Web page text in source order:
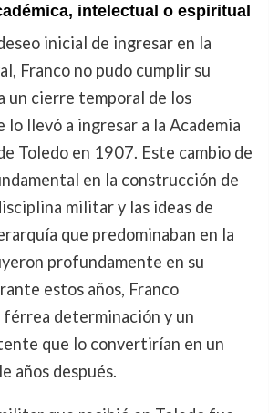
intelectual o espiritual
inicial de ingresar en la
Franco no pudo cumplir su
un cierre temporal de los
lo llevó a ingresar a la Academia
Toledo en 1907. Este cambio de
en la construcción de
militar y las ideas de
que predominaban en la
profundamente en su
estos años, Franco
férrea determinación y un
que lo convertirían en un
años después.